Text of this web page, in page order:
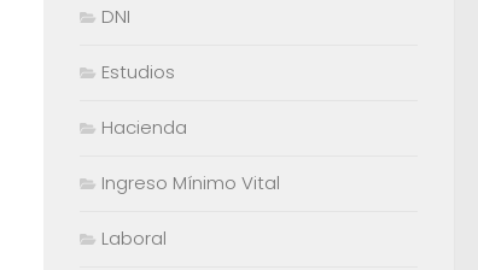
DNI
Estudios
Hacienda
Ingreso Mínimo Vital
Laboral